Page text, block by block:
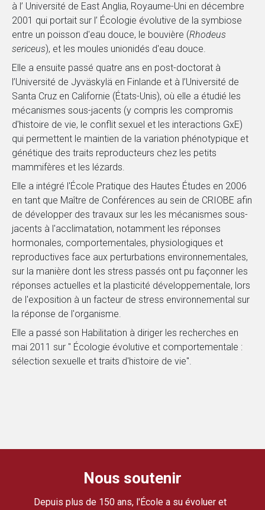
à l’ Université de East Anglia, Royaume-Uni en décembre
2001 qui portait sur l’ Écologie évolutive de la symbiose
entre un poisson d'eau douce, le bouvière (Rhodeus
sericeus), et les moules unionidés d'eau douce.
Elle a ensuite passé quatre ans en post-doctorat à
l’Université de Jyväskylä en Finlande et à l’Université de
Santa Cruz en Californie (États-Unis), où elle a étudié les
mécanismes sous-jacents (y compris les compromis
d'histoire de vie, le conflit sexuel et les interactions GxE)
qui permettent le maintien de la variation phénotypique et
génétique des traits reproducteurs chez les petits
mammifères et les lézards.
Elle a intégré l'École Pratique des Hautes Études en 2006
en tant que Maître de Conférences au sein de CRIOBE afin
de développer des travaux sur les les mécanismes sous-
jacents à l'acclimatation, notamment les réponses
hormonales, comportementales, physiologiques et
reproductives face aux perturbations environnementales,
sur la manière dont les stress passés ont pu façonner les
réponses actuelles et la plasticité développementale, lors
de l'exposition à un facteur de stress environnemental sur
la réponse de l'organisme.
Elle a passé son Habilitation à diriger les recherches en
mai 2011 sur " Écologie évolutive et comportementale :
sélection sexuelle et traits d'histoire de vie".
Nous soutenir
Depuis plus de 150 ans, l'École a su évoluer et